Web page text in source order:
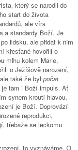
který se narodil do
start do života
ale víra
a standardy Boží. Je
lidsku, ale přidat k nim
křesťané hovořili o
mlhu kolem Marie,
o Ježíšově narození,
také že byl počat
je tam i Boží impuls. Ať
synem kroutí hlavou,
je Boží. Doprovází
reprodukci,
třebaže se leckomu
to vyznáváme. O